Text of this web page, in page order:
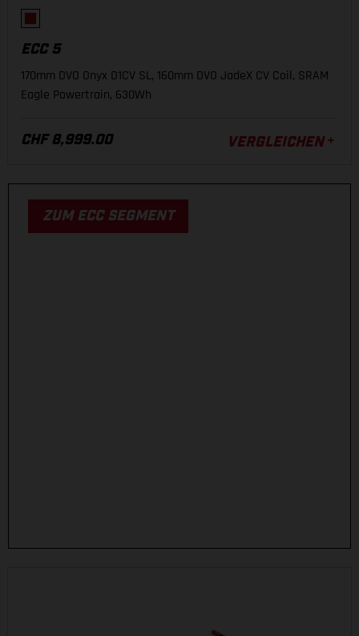
ECC 5
170mm DVO Onyx D1CV SL, 160mm DVO JadeX CV Coil, SRAM
Eagle Powertrain, 630Wh
CHF 8,999.00 VERGLEICHEN
ECC
ZUM ECC SEGMENT